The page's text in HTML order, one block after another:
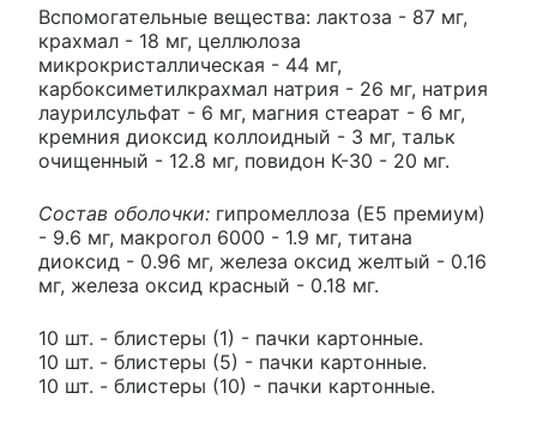
Вспомогательные вещества: лактоза - 87 мг,
крахмал - 18 мг, целлюлоза
микрокристаллическая - 44 мг,
карбоксиметилкрахмал натрия - 26 мг, натрия
лаурилсульфат - 6 мг, магния стеарат - 6 мг,
кремния диоксид коллоидный - 3 мг, тальк
очищенный - 12.8 мг, повидон К-30 - 20 мг.
Состав оболочки: гипромеллоза (Е5 премиум)
- 9.6 мг, макрогол 6000 - 1.9 мг, титана
диоксид - 0.96 мг, железа оксид желтый - 0.16
мг, железа оксид красный - 0.18 мг.
10 шт. - блистеры (1) - пачки картонные.
10 шт. - блистеры (5) - пачки картонные.
10 шт. - блистеры (10) - пачки картонные.